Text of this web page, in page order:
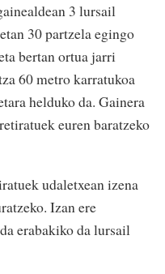
3 lursail
30 partzela egingo
bertan ortua jarri
60 metro karratukoa
helduko da. Gainera
euren baratzeko
udaletxean izena
Izan ere
erabakiko da lursail